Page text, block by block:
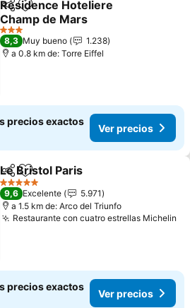
CompartirAgregar a favoritos
Residence Hoteliere
Champ de Mars
Ver precios
3 Estrellas
8,3 Muy bueno
1.238
a 0.8 km de: Torre Eiffel
precios exactos
Ver precios
CompartirAgregar a favoritos
Le Bristol Paris
5 Estrellas
9,6 Excelente
5.971
a 1.5 km de: Arco del Triunfo
Restaurante con cuatro estrellas Michelin
precios exactos
Ver precios